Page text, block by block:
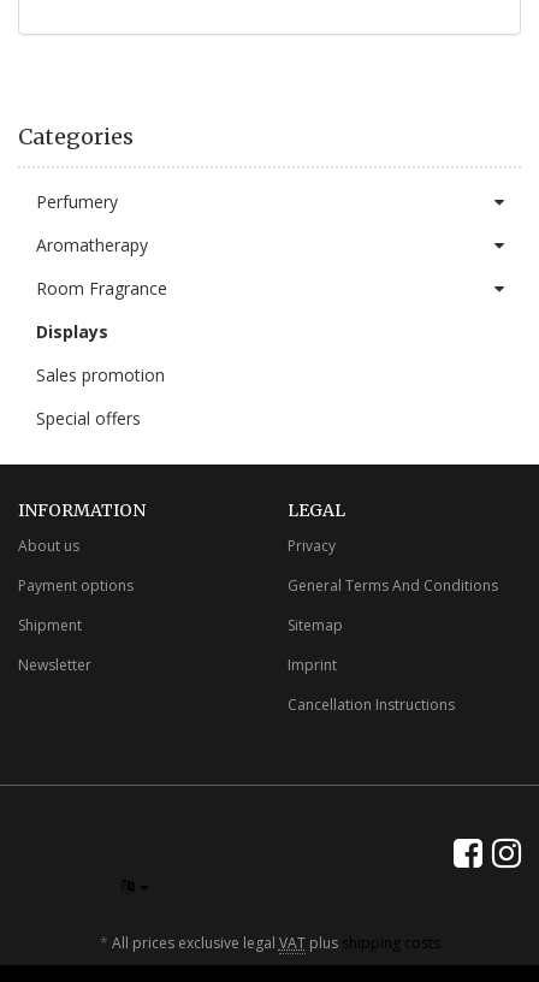
Categories
Perfumery
Aromatherapy
Room Fragrance
Displays
Sales promotion
Special offers
INFORMATION
About us
Payment options
Shipment
Newsletter
LEGAL
Privacy
General Terms And Conditions
Sitemap
Imprint
Cancellation Instructions
* All prices exclusive legal VATplus shipping costs